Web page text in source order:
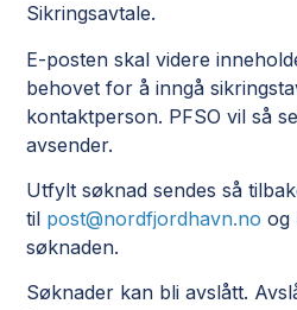
Sikringsavtale.
E-posten skal videre
behovet for å inngå
kontaktperson. PFSO vil så
avsender.
Utfylt søknad sendes så
til post@nordfjordhavn.no og
søknaden.
Søknader kan bli avslått.